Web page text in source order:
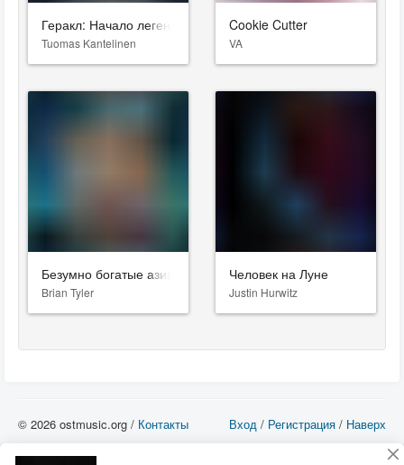
Геракл: Начало легенды
Tuomas Kantelinen
Cookie Cutter
VA
Безумно богатые азиаты
Brian Tyler
Человек на Луне
Justin Hurwitz
Вход / Регистрация / Наверх
© 2026 ostmusic.org / Контакты